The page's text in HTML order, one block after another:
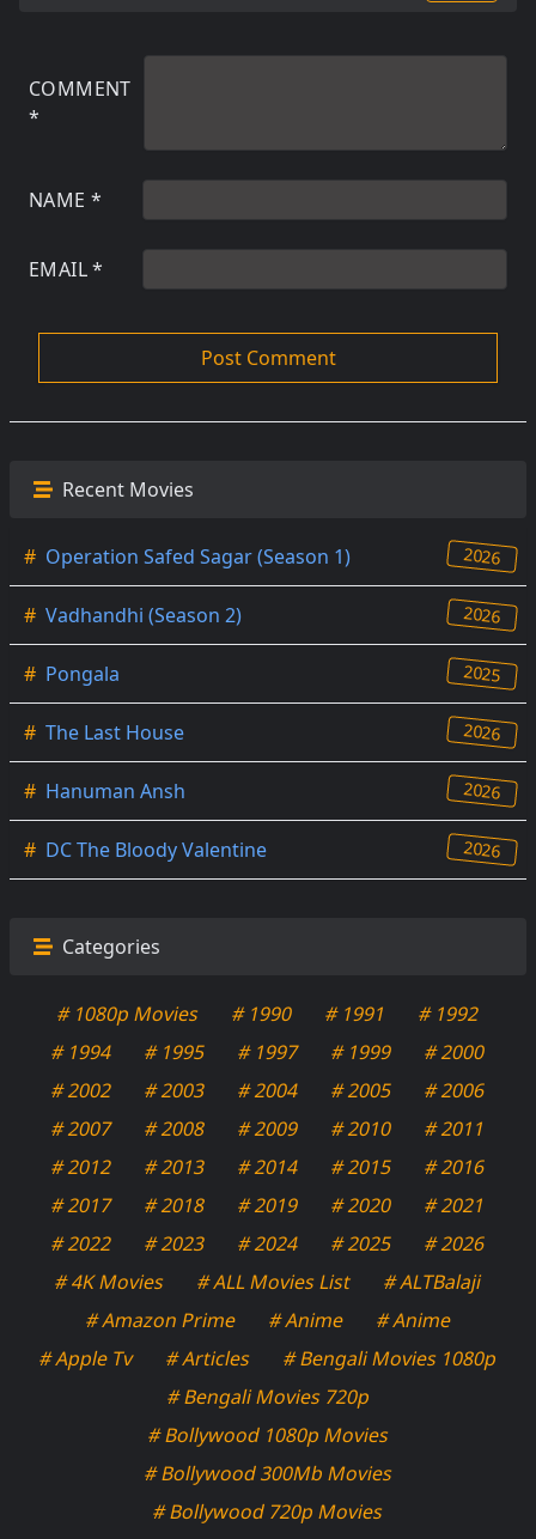
COMMENT
*
NAME *
EMAIL*
Recent Movies
# Operation Safed Sagar (Season 1) 2026
# Vadhandhi (Season 2) 2026
# Pongala 2025
# The Last House 2026
# Hanuman Ansh 2026
# DC The Bloody Valentine 2026
Categories
# 1080p Movies # 1990 # 1991
# 1992
# 1994
# 1995 # 1997 # 1999
# 2000
# 2002
# 2003 # 2004 # 2005
# 2006
# 2007
# 2008 # 2009 # 2010
# 2011
# 2012
# 2013 # 2014 # 2015
# 2016
# 2017
# 2018 # 2019 # 2020
# 2021
# 2022
# 2023 # 2024 # 2025
# 2026
# 4K Movies
# ALL Movies List
# ALTBalaji
# Amazon Prime
# Anime
# Anime
# Apple Tv
# Articles
# Bengali Movies 1080p
# Bengali Movies 720p
# Bollywood 1080p Movies
# Bollywood 300Mb Movies
# Bollywood 720p Movies